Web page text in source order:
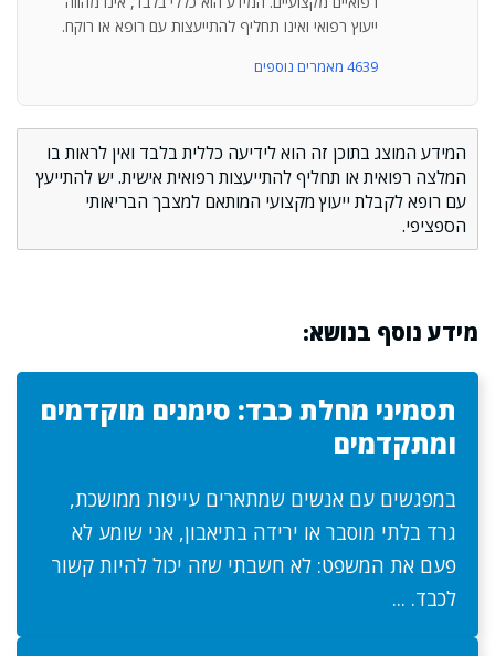
ייעוץ רפואי ואינו תחליף להתייעצות עם רופא או רוקח.
4639 מאמרים נוספים
המידע המוצג בתוכן זה הוא לידיעה כללית בלבד ואין לראות בו
המלצה רפואית או תחליף להתייעצות רפואית אישית. יש להתייעץ
עם רופא לקבלת ייעוץ מקצועי המותאם למצבך הבריאותי
הספציפי.
מידע נוסף בנושא:
תסמיני מחלת כבד: סימנים מוקדמים
ומתקדמים
במפגשים עם אנשים שמתארים עייפות ממושכת,
גרד בלתי מוסבר או ירידה בתיאבון, אני שומע לא
פעם את המשפט: לא חשבתי שזה יכול להיות קשור
לכבד. ...